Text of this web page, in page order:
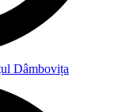
Dâmbovița